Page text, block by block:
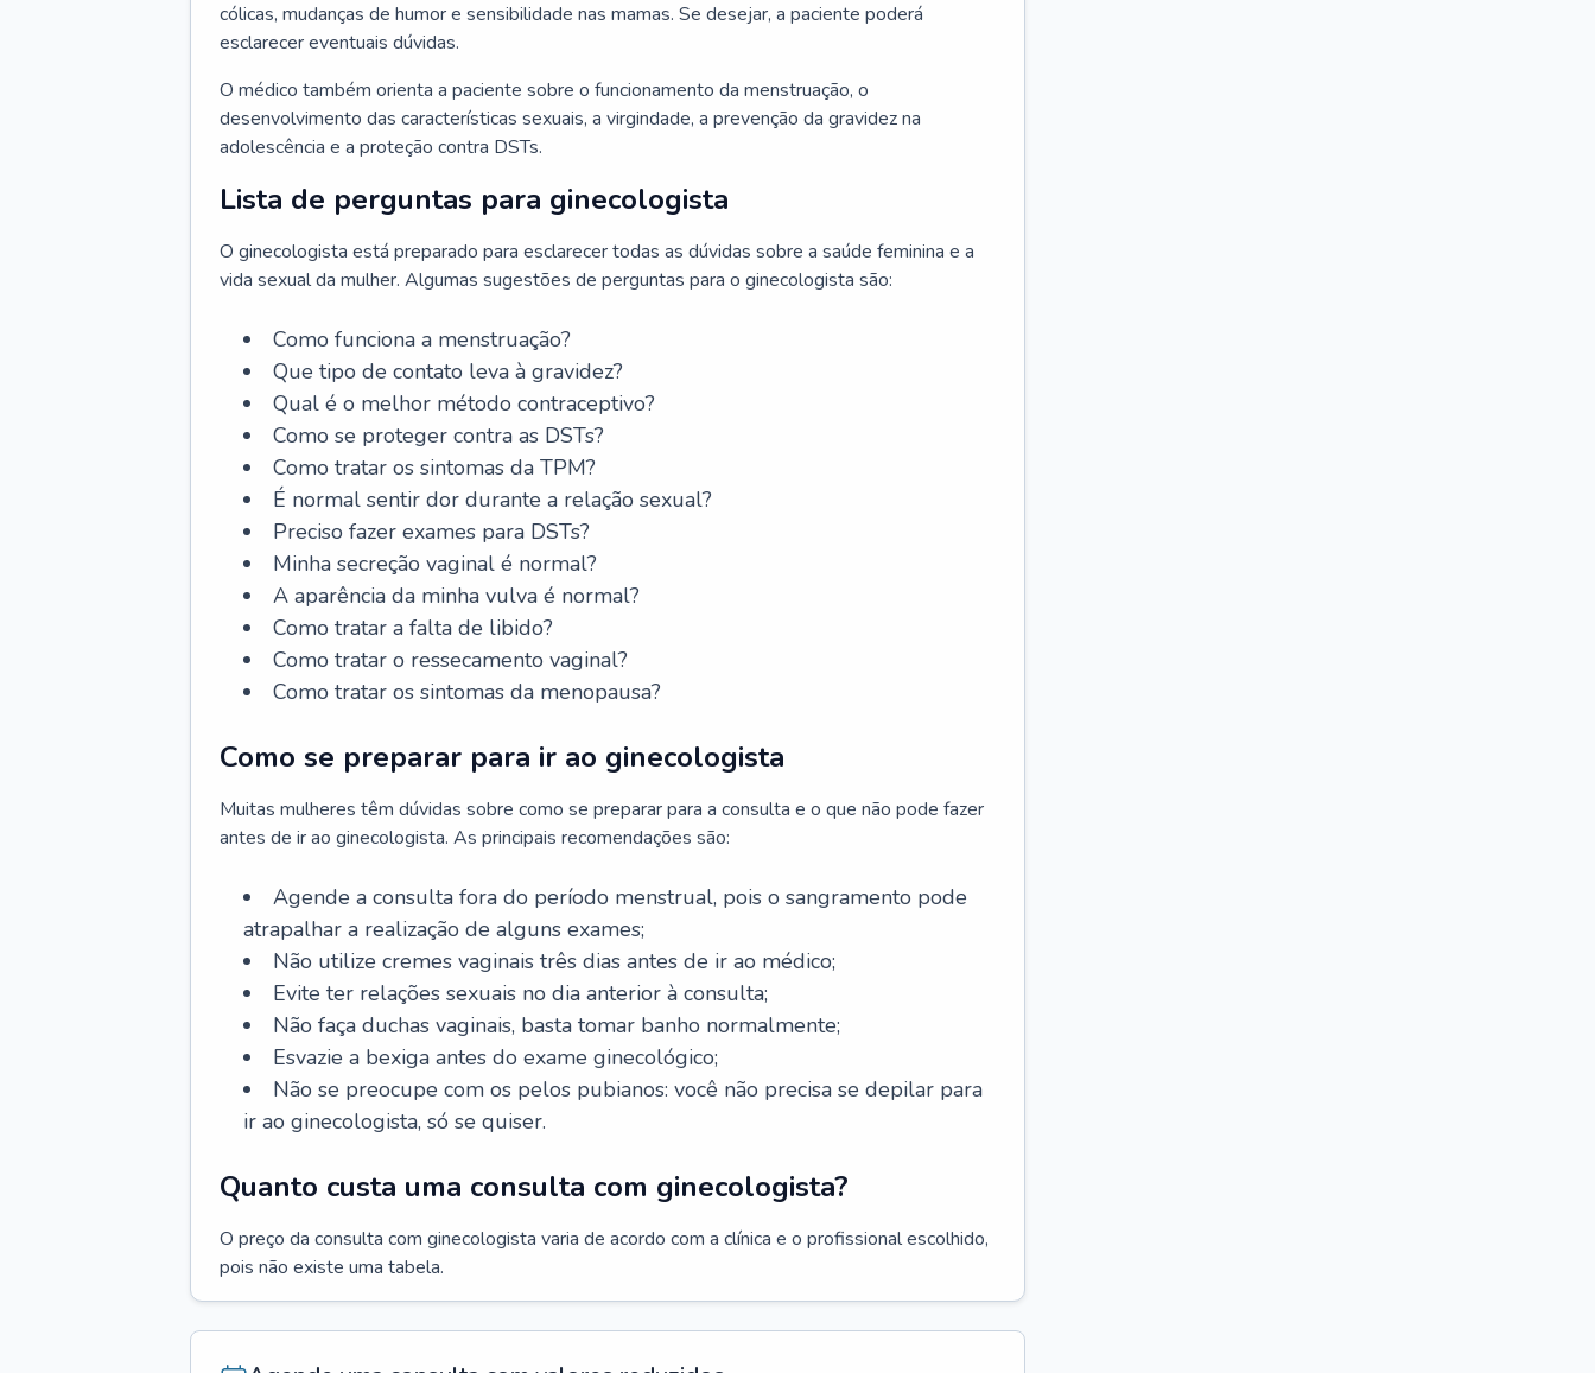
cólicas, mudanças de humor e sensibilidade nas mamas. Se desejar, a paciente poderá
esclarecer eventuais dúvidas.
O médico também orienta a paciente sobre o funcionamento da menstruação, o
desenvolvimento das características sexuais, a virgindade, a prevenção da gravidez na
adolescência e a proteção contra DSTs.
Lista de perguntas para ginecologista
O ginecologista está preparado para esclarecer todas as dúvidas sobre a saúde feminina e a
vida sexual da mulher. Algumas sugestões de perguntas para o ginecologista são:
Como funciona a menstruação?
Que tipo de contato leva à gravidez?
Qual é o melhor método contraceptivo?
Como se proteger contra as DSTs?
Como tratar os sintomas da TPM?
É normal sentir dor durante a relação sexual?
Preciso fazer exames para DSTs?
Minha secreção vaginal é normal?
A aparência da minha vulva é normal?
Como tratar a falta de libido?
Como tratar o ressecamento vaginal?
Como tratar os sintomas da menopausa?
Como se preparar para ir ao ginecologista
Muitas mulheres têm dúvidas sobre como se preparar para a consulta e o que não pode fazer
antes de ir ao ginecologista. As principais recomendações são:
Agende a consulta fora do período menstrual, pois o sangramento pode
atrapalhar a realização de alguns exames;
Não utilize cremes vaginais três dias antes de ir ao médico;
Evite ter relações sexuais no dia anterior à consulta;
Não faça duchas vaginais, basta tomar banho normalmente;
Esvazie a bexiga antes do exame ginecológico;
Não se preocupe com os pelos pubianos: você não precisa se depilar para
ir ao ginecologista, só se quiser.
Quanto custa uma consulta com ginecologista?
O preço da consulta com ginecologista varia de acordo com a clínica e o profissional escolhido,
pois não existe uma tabela.